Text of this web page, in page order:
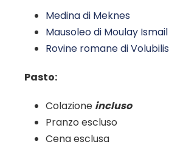
Medina di Meknes
Mausoleo di Moulay Ismail
Rovine romane di Volubilis
Pasto:
Colazione incluso
Pranzo escluso
Cena esclusa